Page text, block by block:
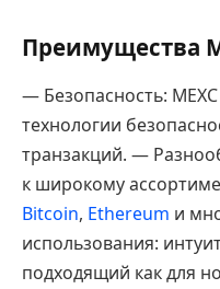
Преимущества
— Безопасность:
технологии
транзакций. —
к широкому
Bitcoin, Ethereum и
использования:
подходящий как для